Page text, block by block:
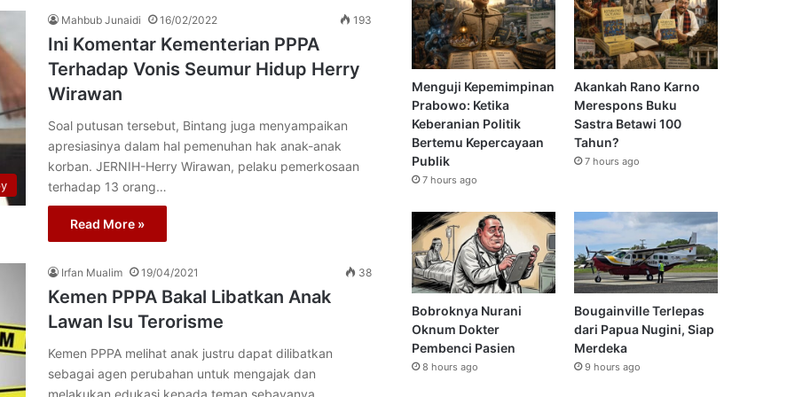
Mahbub Junaidi 16/02/2022 193
Ini Komentar Kementerian PPPA
Terhadap Vonis Seumur Hidup Herry
Wirawan
Soal putusan tersebut, Bintang juga menyampaikan
apresiasinya dalam hal pemenuhan hak anak-anak
korban. JERNIH-Herry Wirawan, pelaku pemerkosaan
terhadap 13 orang…
Read More »
Irfan Mualim 19/04/2021 38
Kemen PPPA Bakal Libatkan Anak
Lawan Isu Terorisme
Kemen PPPA melihat anak justru dapat dilibatkan
sebagai agen perubahan untuk mengajak dan
melakukan edukasi kepada teman sebayanya,
Menguji Kepemimpinan
Prabowo: Ketika
Keberanian Politik
Bertemu Kepercayaan
Publik
7 hours ago
Akankah Rano Karno
Merespons Buku
Sastra Betawi 100
Tahun?
7 hours ago
Bobroknya Nurani
Oknum Dokter
Pembenci Pasien
8 hours ago
Bougainville Terlepas
dari Papua Nugini, Siap
Merdeka
9 hours ago